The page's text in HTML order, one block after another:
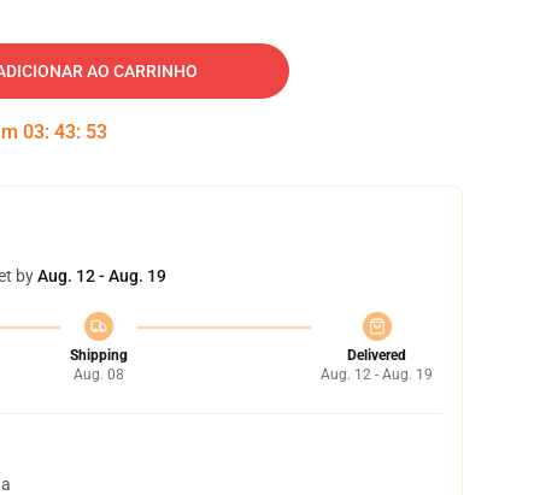
AO CARRINHO
03: 43: 52
byAug. 12 - Aug. 19
Shipping
Aug. 08
Delivered
Aug. 12 - Aug. 19